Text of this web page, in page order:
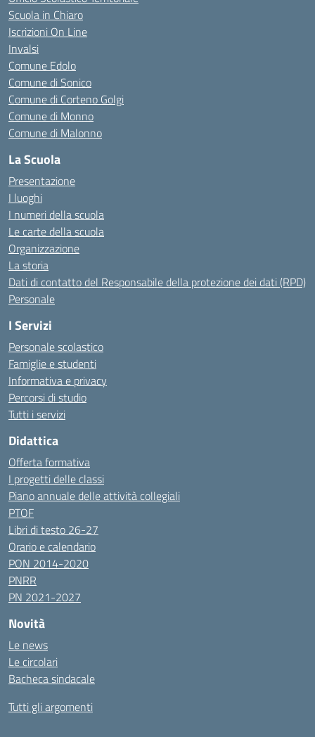
Scuola in Chiaro
Iscrizioni On Line
Invalsi
Comune Edolo
Comune di Sonico
Comune di Corteno Golgi
Comune di Monno
Comune di Malonno
La Scuola
Presentazione
I luoghi
I numeri della scuola
Le carte della scuola
Organizzazione
La storia
Dati di contatto del Responsabile della protezione dei dati (RPD)
Personale
I Servizi
Personale scolastico
Famiglie e studenti
Informativa e privacy
Percorsi di studio
Tutti i servizi
Didattica
Offerta formativa
I progetti delle classi
Piano annuale delle attività collegiali
PTOF
Libri di testo 26-27
Orario e calendario
PON 2014-2020
PNRR
PN 2021-2027
Novità
Le news
Le circolari
Bacheca sindacale
Tutti gli argomenti